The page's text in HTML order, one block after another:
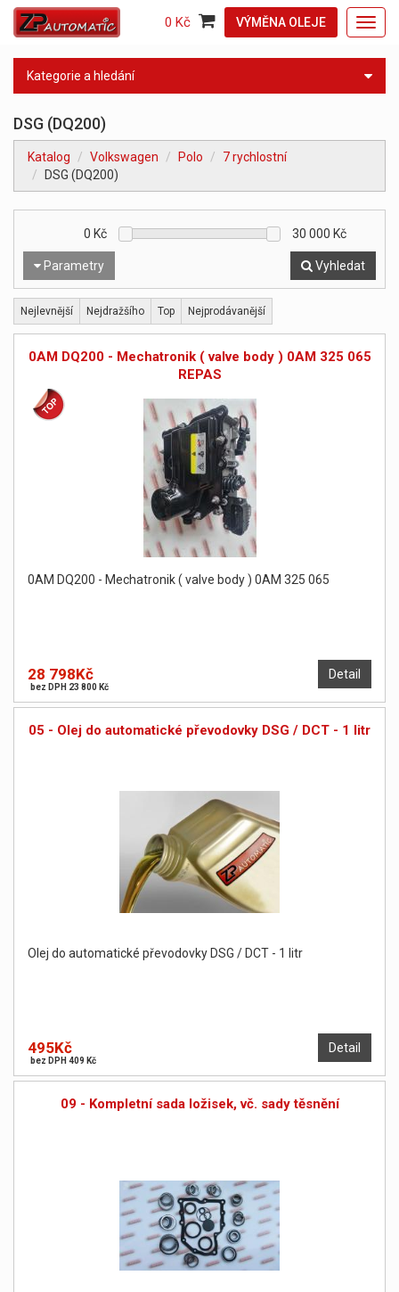
VÝMĚNA OLEJE
0 Kč
Kategorie a hledání
DSG (DQ200)
Katalog Volkswagen Polo
7 rychlostní
DSG (DQ200)
Parametry
0 Kč 30 000 Kč
Vyhledat
Nejlevnější Nejdražšího Top Nejprodávanější
0AM DQ200 - Mechatronik ( valve body ) 0AM 325 065
REPAS
0AM DQ200 - Mechatronik ( valve body ) 0AM 325 065
Detail
28 798Kč
bez DPH 23 800 Kč
05 - Olej do automatické převodovky DSG / DCT - 1 litr
Olej do automatické převodovky DSG / DCT - 1 litr
Detail
495Kč
bez DPH 409 Kč
09 - Kompletní sada ložisek, vč. sady těsnění